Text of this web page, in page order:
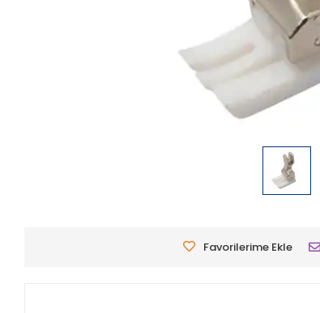
Favorilerime Ekle